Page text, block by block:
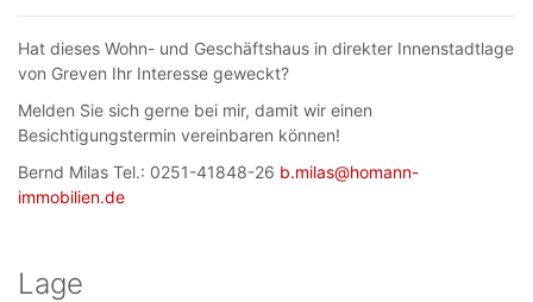
Hat dieses Wohn- und Geschäftshaus in direkter Innenstadtlage
von Greven Ihr Interesse geweckt?
Melden Sie sich gerne bei mir, damit wir einen
Besichtigungstermin vereinbaren können!
Bernd Milas Tel.: 0251-41848-26 b.milas@homann-
immobilien.de
Lage